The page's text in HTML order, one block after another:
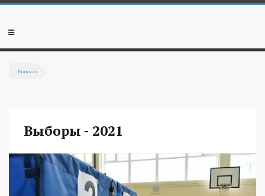
Перейти к основному содержанию
Мобильное
Главная
Выборы - 2021